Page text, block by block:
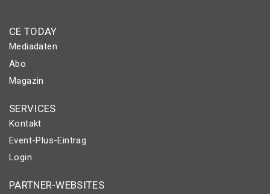
CE TODAY
Mediadaten
Abo
Magazin
SERVICES
Kontakt
Event-Plus-Eintrag
Login
PARTNER-WEBSITES